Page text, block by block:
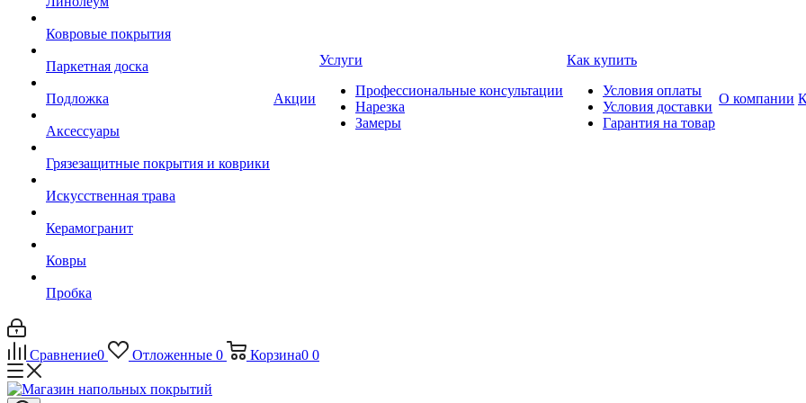
Ковровые покрытия
Паркетная доска
Подложка
Аксессуары
Грязезащитные покрытия и коврики
Искусственная трава
Керамогранит
Ковры
Пробка
Акции
Услуги
Профессиональные консультации
Нарезка
Замеры
Как купить
Условия оплаты
Условия доставки
Гарантия на товар
О компании
Сравнение0 Отложенные 0 Корзина0 0